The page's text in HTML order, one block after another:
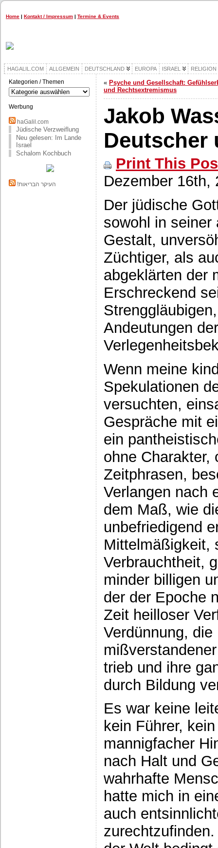
Home | Kontakt / Impressum | Termine & Events
HAGALIL.COM ALLGEMEIN DEUTSCHLAND EUROPA ISRAEL RELIGION
Kategorien / Themen
Kategorien
/
Themen
Werbung
haGalil.com
Jüdische Verzweiflung
Neu gelesen: Im Lande
Israel
Schalom Kochbuch
!העיקר הבריאות
« Psyche und Gesellschaft:
und Rechtsextremismus
Jakob
Deutscher
Print This
Dezember 16th,
Der jüdische
sowohl in seiner
Gestalt,
Züchtiger, als
abgeklärten der
Erschreckend
Andeutungen
Wenn meine
Spekulationen
versuchten,
Gespräche mit
ein
ohne Charakter,
Zeitphrasen,
Verlangen nach
dem Maß, wie
unbefriedigend
Mittelmäßigkeit,
Verbrauchtheit,
minder billigen
der der Epoche
Zeit heilloser
Verdünnung,
trieb und ihre
durch Bildung
Es war keine
kein Führer,
mannigfacher
nach Halt und
wahrhafte
hatte mich in
auch